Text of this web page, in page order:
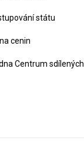
státu
cenin
Centrum sdílených